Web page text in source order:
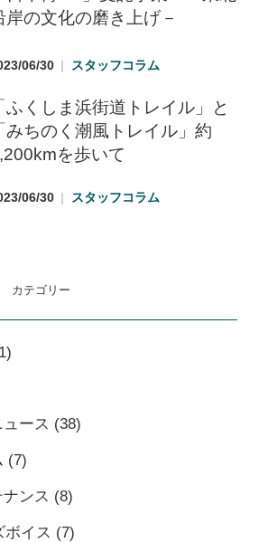
岸の文化の磨き上げ－
06/30 スタッフコラム
ふくしま浜街道トレイル」と
みちのく潮風トレイル」約
を歩いて
06/30 スタッフコラム
カテゴリー
ース (38)
(7)
ンス (8)
ボイス (7)